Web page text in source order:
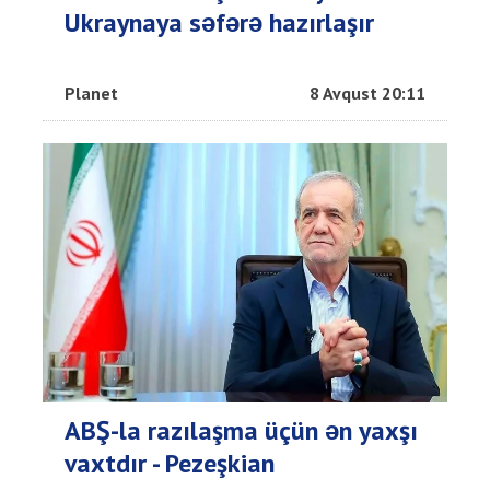
Ukraynaya səfərə hazırlaşır
Planet 8 Avqust 20:11
ABŞ-la razılaşma üçün ən yaxşı
vaxtdır - Pezeşkian